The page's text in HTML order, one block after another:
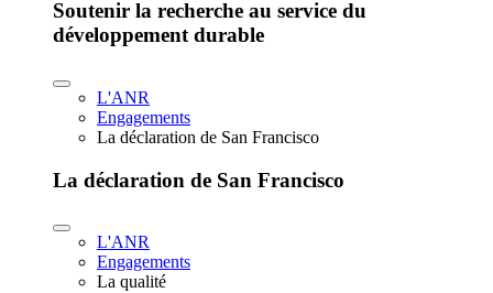
Soutenir la recherche au service du
développement durable
L'ANR
Engagements
La déclaration de San Francisco
La déclaration de San Francisco
L'ANR
Engagements
La qualité